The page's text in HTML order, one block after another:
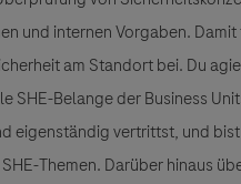
und internen Vorgaben.
am Standort bei. Du
SHE-Belange der Business
eigenständig vertrittst, und bist
Themen. Darüber hinaus